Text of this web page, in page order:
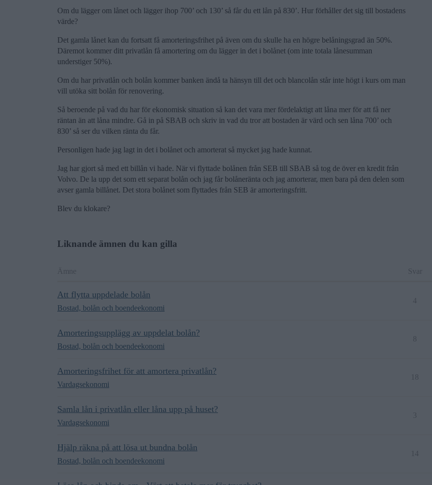
Om du lägger om lånet och lägger ihop 700’ och 130’ så får du ett lån på 830’. Hur förhåller det sig till bostadens
värde?
Det gamla lånet kan du fortsatt få amorteringsfrihet på även om du skulle ha en högre belåningsgrad än 50%.
Däremot kommer ditt privatlån få amortering om du lägger in det i bolånet (om inte totala lånesumman
understiger 50%).
Om du har privatlån och bolån kommer banken ändå ta hänsyn till det och blancolån står inte högt i kurs om man
vill utöka sitt bolån för renovering.
Så beroende på vad du har för ekonomisk situation så kan det vara mer fördelaktigt att låna mer för att få ner
räntan än att låna mindre. Gå in på SBAB och skriv in vad du tror att bostaden är värd och sen låna 700’ och
830’ så ser du vilken ränta du får.
Personligen hade jag lagt in det i bolånet och amorterat så mycket jag hade kunnat.
Jag har gjort så med ett billån vi hade. När vi flyttade bolånen från SEB till SBAB så tog de över en kredit från
Volvo. De la upp det som ett separat bolån och jag får bolåneränta och jag amorterar, men bara på den delen som
avser gamla billånet. Det stora bolånet som flyttades från SEB är amorteringsfritt.
Blev du klokare?
Liknande ämnen du kan gilla
Ämne Svar
Att flytta uppdelade bolån
Bostad, bolån och boendeekonomi
4
Amorteringsupplägg av uppdelat bolån?
Bostad, bolån och boendeekonomi
8
Amorteringsfrihet för att amortera privatlån?
Vardagsekonomi
18
Samla lån i privatlån eller låna upp på huset?
Vardagsekonomi
3
Hjälp räkna på att lösa ut bundna bolån
Bostad, bolån och boendeekonomi
14